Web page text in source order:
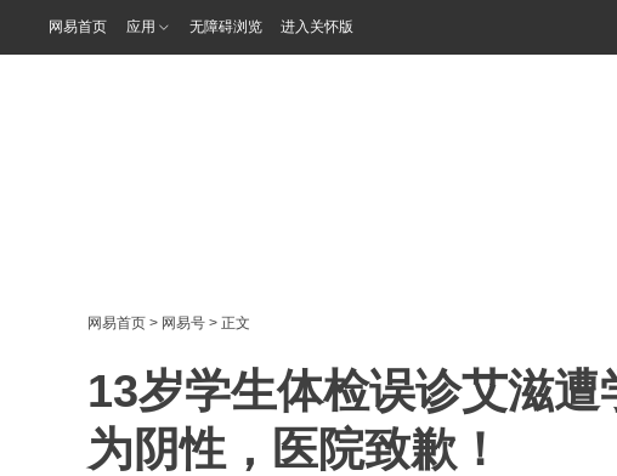
网易首页 应用 无障碍浏览 进入关怀版
网易首页 > 网易号 > 正文
13岁学生体检误诊艾滋
为阴性，医院致歉！